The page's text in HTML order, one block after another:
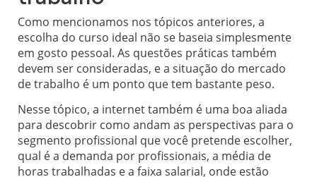
Como mencionamos nos tópicos anteriores, a
escolha do curso ideal não se baseia simplesmente
em gosto pessoal. As questões práticas também
devem ser consideradas, e a situação do mercado
de trabalho é um ponto que tem bastante peso.
Nesse tópico, a internet também é uma boa aliada
para descobrir como andam as perspectivas para o
segmento profissional que você pretende escolher,
qual é a demanda por profissionais, a média de
horas trabalhadas e a faixa salarial, onde estão